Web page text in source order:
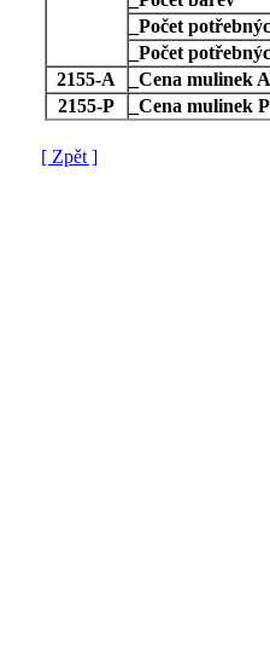
Počet
Počet
2155-A
Cena mulinek
2155-P
Cena mulinek
[ Zpět ]